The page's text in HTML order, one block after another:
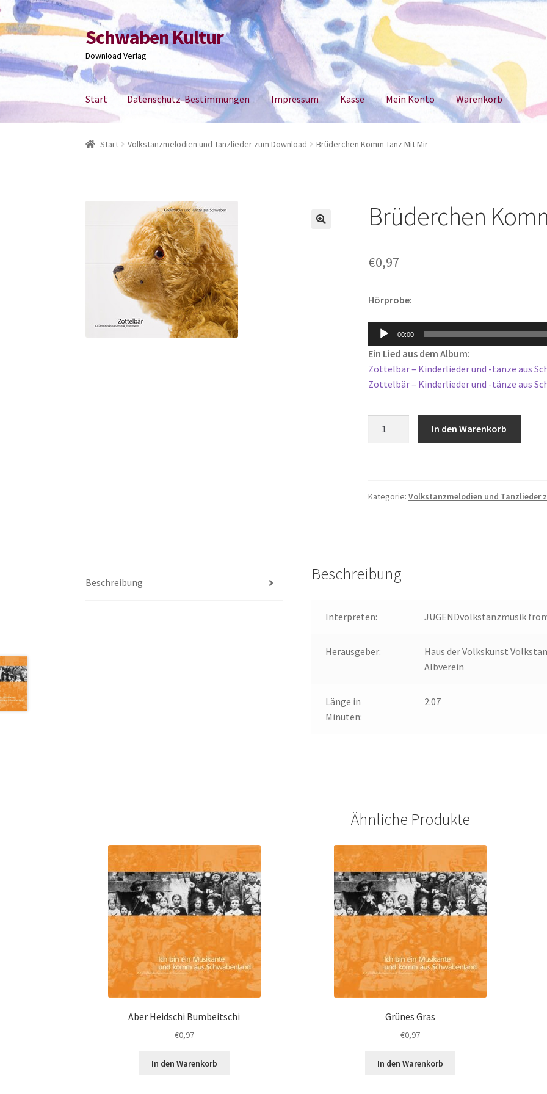
Zur
Navigation
springen
Zum
Inhalt
springen
Schwaben Kultur
Download Verlag
Start Datenschutz-Bestimmungen Impressum Kasse Mein Konto Warenkorb
Start Datenschutz-Bestimmungen Impressum Kasse Mein Konto Warenkorb
Start Volkstanzmelodien und Tanzlieder zum Download Brüderchen Komm Tanz Mit Mir
Brüderchen
€0,97
Hörprobe:
Audio-
Player
00:00
Ein Lied aus dem Album:
Zottelbär – Kinderlieder und -tänze aus
Zottelbär – Kinderlieder und -tänze aus
Menge
In den Warenkorb
Kategorie: Volkstanzmelodien und Tanzlieder
Beschreibung Beschreibung
Interpreten: JUGENDvolkstanzmusik
Herausgeber:
Haus der Volkskunst
Albverein
Länge in
Minuten:
2:07
Ähnliche Produkte
Aber Heidschi Bumbeitschi
€0,97
In den Warenkorb
Grünes Gras
€0,97
In den Warenkorb